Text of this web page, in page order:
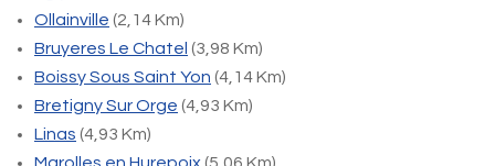
Ollainville (2,14 Km)
Bruyeres Le Chatel (3,98 Km)
Boissy Sous Saint Yon (4,14 Km)
Bretigny Sur Orge (4,93 Km)
Linas (4,93 Km)